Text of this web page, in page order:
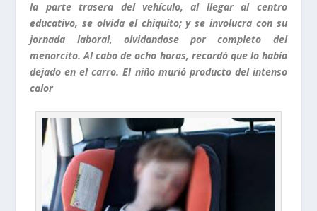
la parte trasera del vehículo, al llegar al centro
educativo, se olvida el chiquito; y se involucra con su
jornada laboral, olvidandose por completo del
menorcito. Al cabo de ocho horas, recordó que lo había
dejado en el carro. El niño murió producto del intenso
calor